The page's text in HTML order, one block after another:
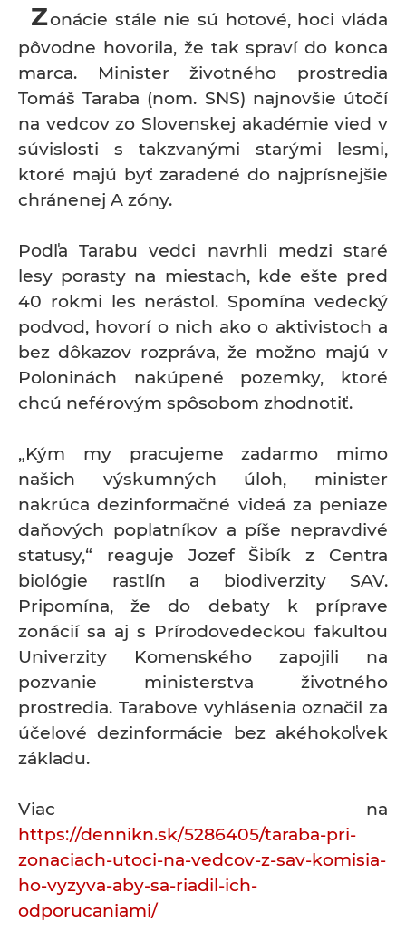
Zonácie stále nie sú hotové, hoci vláda
pôvodne hovorila, že tak spraví do konca
marca. Minister životného prostredia
Tomáš Taraba (nom. SNS) najnovšie útočí
na vedcov zo Slovenskej akadémie vied v
súvislosti s takzvanými starými lesmi,
ktoré majú byť zaradené do najprísnejšie
chránenej A zóny.
Podľa Tarabu vedci navrhli medzi staré
lesy porasty na miestach, kde ešte pred
40 rokmi les nerástol. Spomína vedecký
podvod, hovorí o nich ako o aktivistoch a
bez dôkazov rozpráva, že možno majú v
Poloninách nakúpené pozemky, ktoré
chcú neférovým spôsobom zhodnotiť.
„Kým my pracujeme zadarmo mimo
našich výskumných úloh, minister
nakrúca dezinformačné videá za peniaze
daňových poplatníkov a píše nepravdivé
statusy,“ reaguje Jozef Šibík z Centra
biológie rastlín a biodiverzity SAV.
Pripomína, že do debaty k príprave
zonácií sa aj s Prírodovedeckou fakultou
Univerzity Komenského zapojili na
pozvanie ministerstva životného
prostredia. Tarabove vyhlásenia označil za
účelové dezinformácie bez akéhokoľvek
základu.
Viac na
https://dennikn.sk/5286405/taraba-pri-
zonaciach-utoci-na-vedcov-z-sav-komisia-
ho-vyzyva-aby-sa-riadil-ich-
odporucaniami/